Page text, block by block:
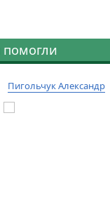
Пигольчук Александр